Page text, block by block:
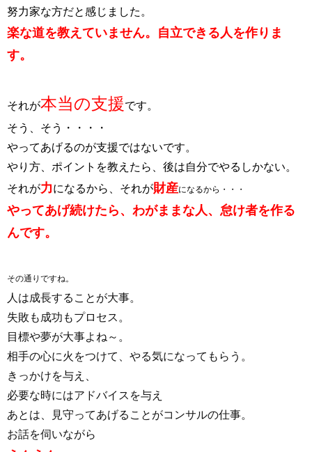
努力家な方だと感じました。
楽な道を教えていません。自立できる人を作りま
す。
それが本当の支援です。
そう、そう・・・・
やってあげるのが支援ではないです。
やり方、ポイントを教えたら、後は自分でやるしかない。
それが力になるから、それが財産になるから・・・
やってあげ続けたら、わがままな人、怠け者を作る
んです。
その通りですね。
人は成長することが大事。
失敗も成功もプロセス。
目標や夢が大事よね～。
相手の心に火をつけて、やる気になってもらう。
きっかけを与え、
必要な時にはアドバイスを与え
あとは、見守ってあげることがコンサルの仕事。
お話を伺いながら